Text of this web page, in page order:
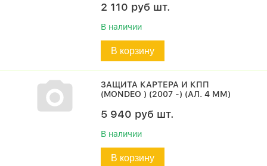
2 110 руб шт.
В наличии
В корзину
ЗАЩИТА КАРТЕРА И КПП
(MONDEO ) (2007 -) (АЛ. 4 ММ)
5 940 руб шт.
В наличии
В корзину